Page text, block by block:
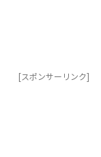
[スポンサーリンク]